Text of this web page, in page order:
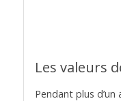
Les valeurs
Pendant plus d’un